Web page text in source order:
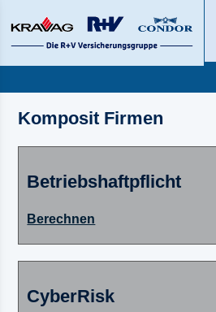
Komposit Firmen
Betriebshaftpflicht
Berechnen
CyberRisk